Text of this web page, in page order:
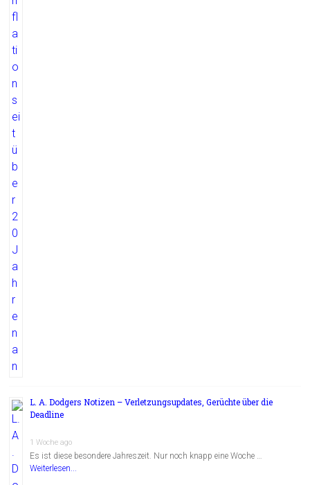
L. A. Dodgers Notizen – Verletzungsupdates, Gerüchte über die
Deadline
1 Woche ago
Es ist diese besondere Jahreszeit. Nur noch knapp eine Woche …
Weiterlesen...